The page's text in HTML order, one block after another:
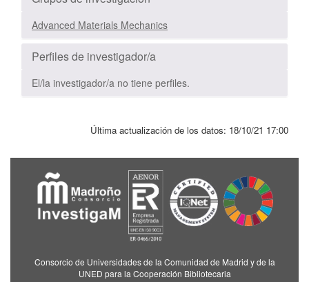
Advanced Materials Mechanics
Perfiles de investigador/a
El/la investigador/a no tiene perfiles.
Última actualización de los datos: 18/10/21 17:00
Consorcio de Universidades de la Comunidad de Madrid y de la
UNED para la Cooperación Bibliotecaria